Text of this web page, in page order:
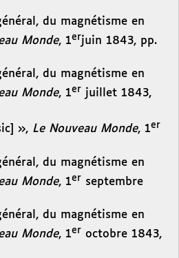
du magnétisme en
Monde, 1erjuin 1843, pp.
du magnétisme en
Monde, 1er juillet 1843,
», Le Nouveau Monde, 1er
du magnétisme en
Monde, 1er septembre
du magnétisme en
Monde, 1er octobre 1843,